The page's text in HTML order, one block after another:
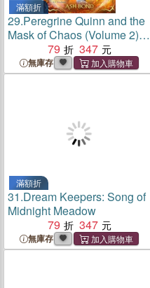
滿額折
29.Peregrine Quinn and the
Mask of Chaos (Volume 2)：
Return to the Cosmic Realm
for another thrilling fantasy
adventure!
79 347
無庫存
滿額折
31.Dream Keepers: Song of
Midnight Meadow
79
347
無庫存